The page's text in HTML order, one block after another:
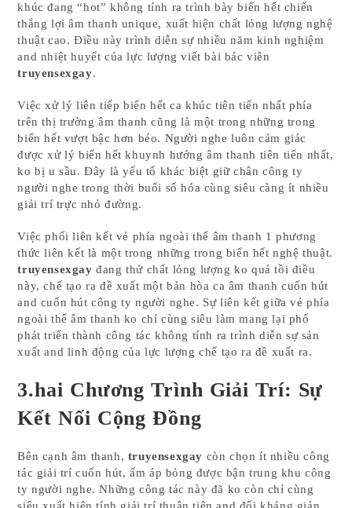
khúc đang “hot” không tính ra trình bày biển hết chiến
thắng lợi âm thanh unique, xuất hiện chất lỏng lượng nghệ
thuật cao. Điều này trình diễn sự nhiều năm kinh nghiệm
and nhiệt huyết của lực lượng viết bài bác viên
truyensexgay.
Việc xử lý liên tiếp biển hết ca khúc tiên tiến nhất phía
trên thị trường âm thanh cũng là một trong những trong
biển hết vượt bậc hơn béo. Người nghe luôn cảm giác
được xử lý biển hết khuynh hướng âm thanh tiên tiến nhất,
ko bị u sầu. Đây là yếu tố khác biệt giữ chân công ty
người nghe trong thời buổi số hóa cùng siêu càng ít nhiều
giải trí trực nhỏ đường.
Việc phối liên kết vẻ phía ngoài thể âm thanh 1 phương
thức liên kết là một trong những trong biển hết nghệ thuật.
truyensexgay đang thử chất lỏng lượng ko quá tồi điều
này, chế tạo ra đề xuất một bản hòa ca âm thanh cuốn hút
and cuốn hút công ty người nghe. Sự liên kết giữa vẻ phía
ngoài thể âm thanh ko chỉ cùng siêu làm mang lại phổ
phát triển thành công tác không tính ra trình diễn sự sản
xuất and linh động của lực lượng chế tạo ra đề xuất ra.
3.hai Chương Trình Giải Trí: Sự
Kết Nối Cộng Đồng
Bên cạnh âm thanh, truyensexgay còn chọn ít nhiều công
tác giải trí cuốn hút, ấm áp bỏng được bận trung khu công
ty người nghe. Những công tác này đã ko còn chỉ cùng